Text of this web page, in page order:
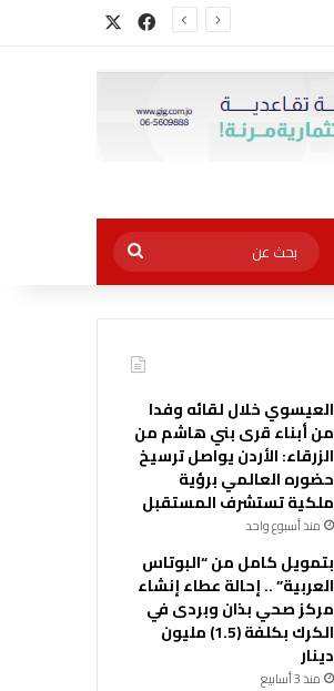
فيسبوك
الوضع المظلم
بحث
عن
العيسوي خلال لقائه وفدا
من أبناء قرى بني هاشم من
الزرقاء: الأردن يواصل ترسيخ
حضوره العالمي برؤية
ملكية تستشرف المستقبل
منذ أسبوع واحد
بتمويل كامل من “البوتاس
العربية” .. إحالة عطاء إنشاء
مركز صحي بذان وبردى في
الكرك بكلفة (1.5) مليون
دينار
منذ 3 أسابيع